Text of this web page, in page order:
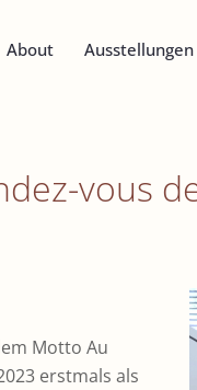
About Ausstellungen
vous
Motto Au
erstmals als